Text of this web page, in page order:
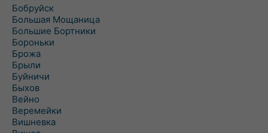
Бобруйск
Большая Мощаница
Большие Бортники
Бороньки
Брожа
Брыли
Буйничи
Быхов
Вейно
Веремейки
Вишневка